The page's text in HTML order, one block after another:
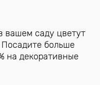
вашем саду цветут
больше
на декоративные